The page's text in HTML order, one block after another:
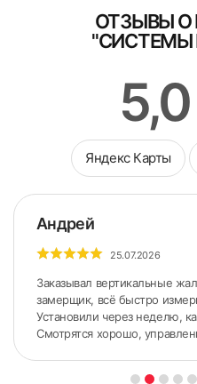
Схема замера при
Заполните
уточнений детали выезда
Я ознакомлен и
персональных данных
ОТЗЫВЫ
"СИСТЕМЫ
5,0
Яндекс Карты
Андрей
25.07.2026
Заказывал вертикальные
замерщик, всё быстро
Установили через неделю,
Смотрятся хорошо,